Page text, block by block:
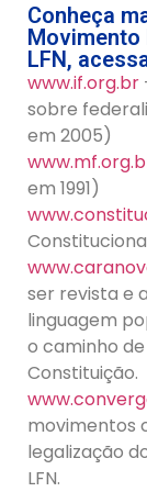
Conheça
Movimento
LFN,
www.if.org.br
sobre
em 2005)
em 1991)
ser revista e
linguagem
o caminho
Constituição.
movimentos
legalização
LFN.